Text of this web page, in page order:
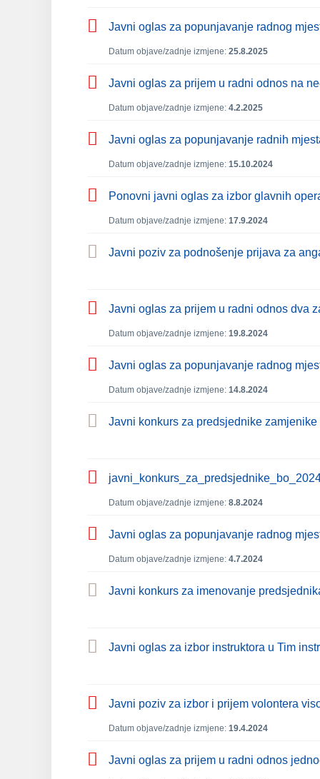
Javni oglas za popunjavanje radnog
Datum objave/zadnje izmjene: 25.8.2025
Javni oglas za prijem u radni odnos na
Datum objave/zadnje izmjene: 4.2.2025
Javni oglas za popunjavanje radnih
Datum objave/zadnje izmjene: 15.10.2024
Ponovni javni oglas za izbor glavnih
Datum objave/zadnje izmjene: 17.9.2024
Javni poziv za podnošenje prijava za
Javni oglas za prijem u radni odnos dva
Datum objave/zadnje izmjene: 19.8.2024
Javni oglas za popunjavanje radnog
Datum objave/zadnje izmjene: 14.8.2024
Javni konkurs za predsjednike zamjenike
Datum objave/zadnje izmjene: 8.8.2024
Javni oglas za popunjavanje radnog
Datum objave/zadnje izmjene: 4.7.2024
Javni konkurs za imenovanje
Javni oglas za izbor instruktora u Tim
Javni poziv za izbor i prijem volontera
Datum objave/zadnje izmjene: 19.4.2024
Javni oglas za prijem u radni odnos